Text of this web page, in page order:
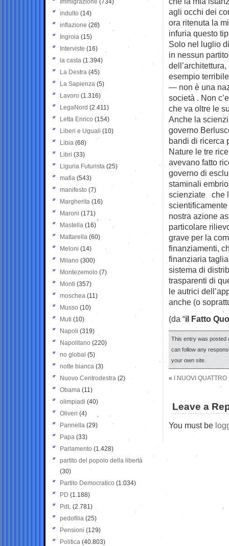
agli occhi dei
ora ritenuta la
infuria questo
Solo nel luglio
in nessun
esempio
— non è una
società . Non
che va oltre le
Anche la
governo
bandi di ricerca
Nature le tre
avevano fatto
governo di
staminali
scienziate che
nostra azione
particolare
grave per la
finanziamenti,
finanziaria
sistema di
trasparenti di
le autrici
anche (o
(da “il Fatto
This entry was posted
can follow any
your own site.
« I NUOVI
Leave a
You must be
Immigrazione (734)
indulto (14)
inflazione (26)
Ingroia (15)
Interviste (16)
la casta (1.394)
La Destra (45)
La Sapienza (5)
Lavoro (1.316)
LegaNord (2.411)
Letta Enrico (154)
Liberi e Uguali (10)
Libia (68)
Libri (33)
Liguria Futurista (25)
mafia (543)
manifesto (7)
Margherita (16)
Maroni (171)
Mastella (16)
Mattarella (60)
Meloni (14)
Milano (300)
Montezemolo (7)
Monti (357)
moschea (11)
Musso (10)
Muti (10)
Napoli (319)
Napolitano (220)
no global (5)
notte bianca (3)
Nuovo Centrodestra (2)
Obama (11)
olimpiadi (40)
Oliveri (4)
Pannella (29)
Papa (33)
Parlamento (1.428)
partito del popolo della libertà
(30)
Partito Democratico (1.034)
PD (1.188)
PdL (2.781)
pedofilia (25)
Pensioni (129)
Politica (40.803)